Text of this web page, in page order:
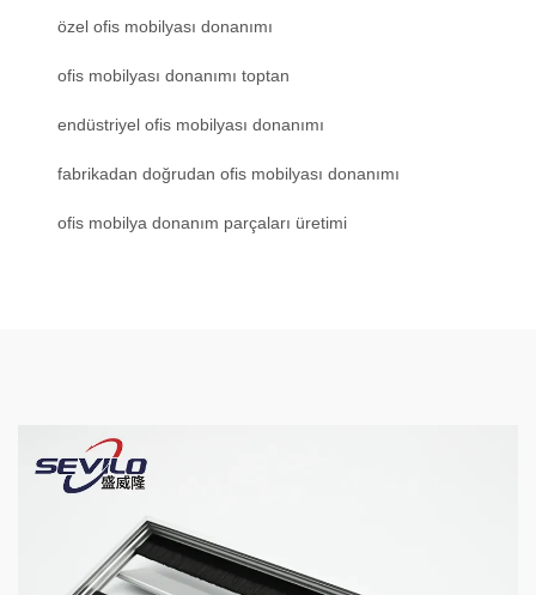
özel ofis mobilyası donanımı
ofis mobilyası donanımı toptan
endüstriyel ofis mobilyası donanımı
fabrikadan doğrudan ofis mobilyası donanımı
ofis mobilya donanım parçaları üretimi